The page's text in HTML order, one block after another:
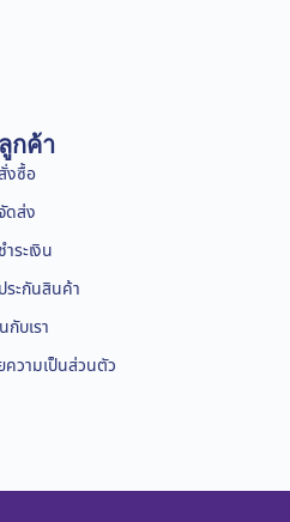
กค้า
งซื้อ
ดส่ง
ระเงิน
ระกันสินค้า
กับเรา
ความเป็นส่วนตัว